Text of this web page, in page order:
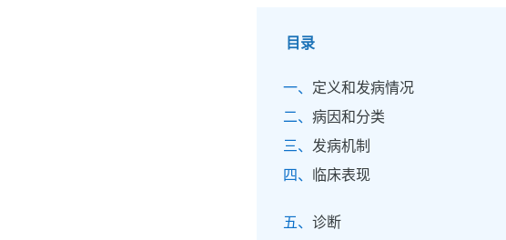
目录
定义和发病情况
病因和分类
发病机制
临床表现
诊断